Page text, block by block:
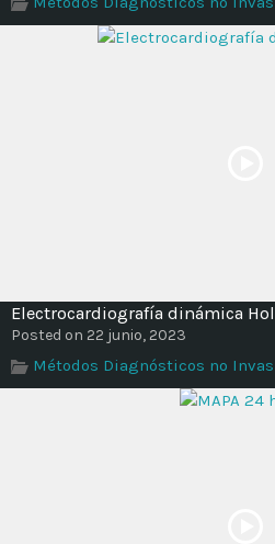
Time
Electrocardiografía dinámica
Posted on 22 junio, 2023
Métodos Diagnósticos no